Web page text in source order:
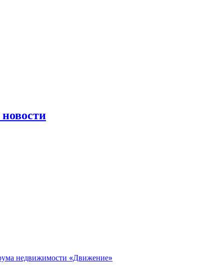
недвижимости «Движение»